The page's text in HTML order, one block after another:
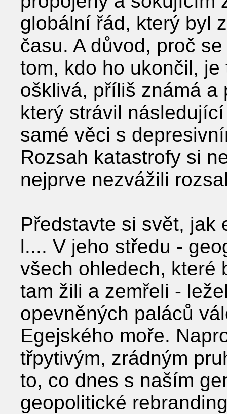
globální řád, který byl
času. A důvod, proč
tom, kdo ho ukončil,
ošklivá, příliš známá a
který strávil
samé věci s
Rozsah katastrofy si
nejprve nezvážili
Představte si svět, jak
l.... V jeho středu -
všech ohledech, které
tam žili a zemřeli -
opevněných paláců
Egejského moře.
třpytivým, zrádným
to, co dnes s naším
geopolitické